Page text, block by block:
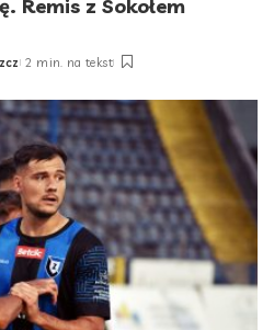
Remis z Sokołem
2 min. na tekst